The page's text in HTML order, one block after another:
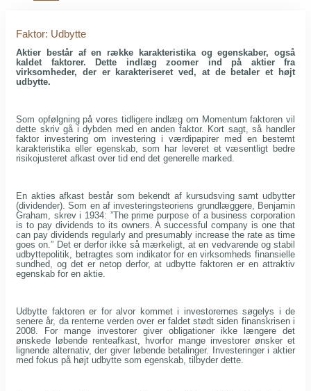
Faktor: Udbytte
Aktier består af en række karakteristika og egenskaber, også
kaldet faktorer. Dette indlæg zoomer ind på aktier fra
virksomheder, der er karakteriseret ved, at de betaler et højt
udbytte.
Som opfølgning på vores tidligere indlæg om Momentum faktoren vil
dette skriv gå i dybden med en anden faktor. Kort sagt, så handler
faktor investering om investering i værdipapirer med en bestemt
karakteristika eller egenskab, som har leveret et væsentligt bedre
risikojusteret afkast over tid end det generelle marked.
En akties afkast består som bekendt af kursudsving samt udbytter
(dividender). Som en af investeringsteoriens grundlæggere, Benjamin
Graham, skrev i 1934: ”The prime purpose of a business corporation
is to pay dividends to its owners. A successful company is one that
can pay dividends regularly and presumably increase the rate as time
goes on.” Det er derfor ikke så mærkeligt, at en vedvarende og stabil
udbyttepolitik, betragtes som indikator for en virksomheds finansielle
sundhed, og det er netop derfor, at udbytte faktoren er en attraktiv
egenskab for en aktie.
Udbytte faktoren er for alvor kommet i investorernes søgelys i de
senere år, da renterne verden over er faldet stødt siden finanskrisen i
2008. For mange investorer giver obligationer ikke længere det
ønskede løbende renteafkast, hvorfor mange investorer ønsker et
lignende alternativ, der giver løbende betalinger. Investeringer i aktier
med fokus på højt udbytte som egenskab, tilbyder dette.